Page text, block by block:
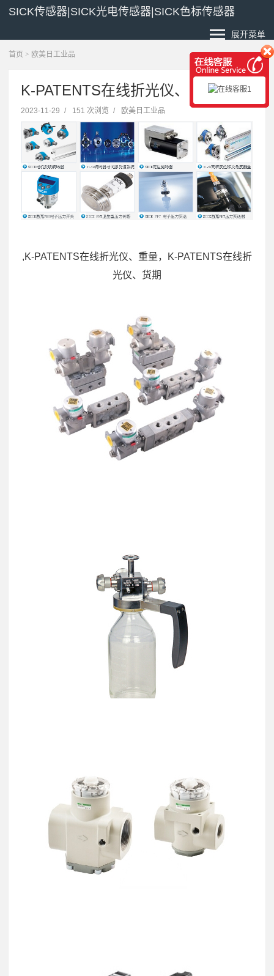
SICK传感器|SICK光电传感器|SICK色标传感器
展开菜单
首页 > 欧美日工业品
K-PATENTS在线折光仪、重量
2023-11-29 / 151 次浏览 / 欧美日工业品
,K-PATENTS在线折光仪、重量，K-PATENTS在线折
光仪、货期